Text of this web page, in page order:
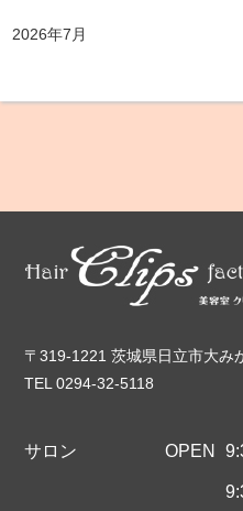
2026年7月
〒319-1221 茨城県日立市大み
TEL 0294-32-5118
サロン OPEN